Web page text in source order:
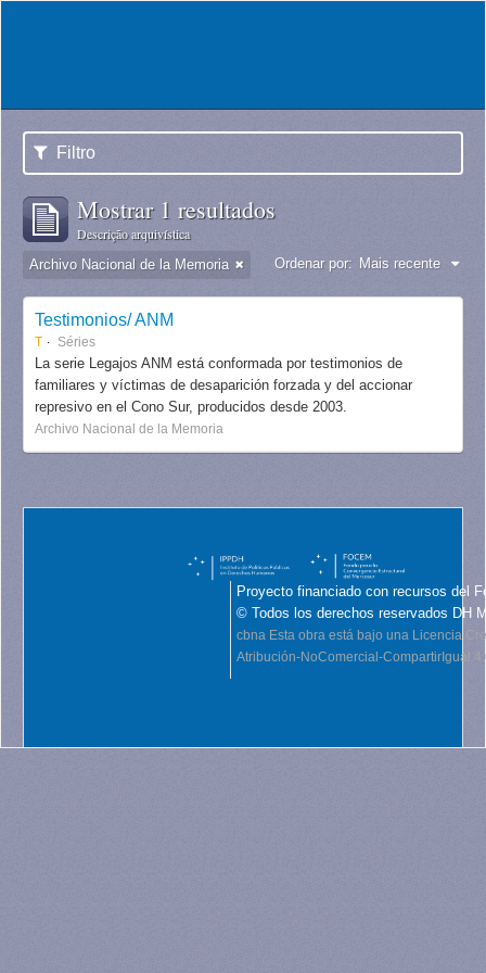
Filtro
Mostrar 1 resultados
Descrição arquivística
Archivo Nacional de la Memoria Ordenar por: Mais recente
Testimonios/ ANM
T Séries
La serie Legajos ANM está conformada por testimonios de
familiares y víctimas de desaparición forzada y del accionar
represivo en el Cono Sur, producidos desde 2003.
Archivo Nacional de la Memoria
Proyecto financiado con recursos del
© Todos los derechos reservados DH
cbna Esta obra está bajo una Licencia
Atribución-NoComercial-CompartirIgual